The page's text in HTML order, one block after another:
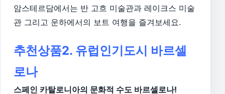
암스테르담에서는 반 고흐 미술관과 레이크스 미술
관 그리고 운하에서의 보트 여행을 즐겨보세요.
추천상품2. 유럽인기도시 바르셀
로나
스페인 카탈로니아의 문화적 수도 바르셀로나!